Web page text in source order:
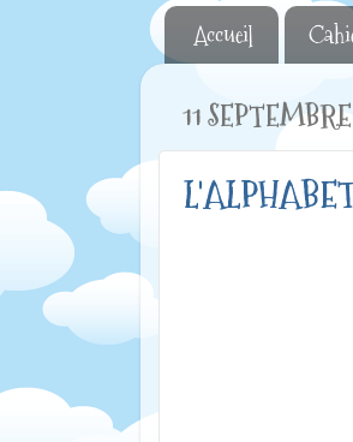
Accueil
11